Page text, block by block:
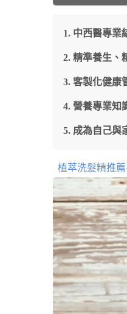
中西醫專業
精準養生、
客製化健康
營養專業知
成為自己與
植萃洗髮精推